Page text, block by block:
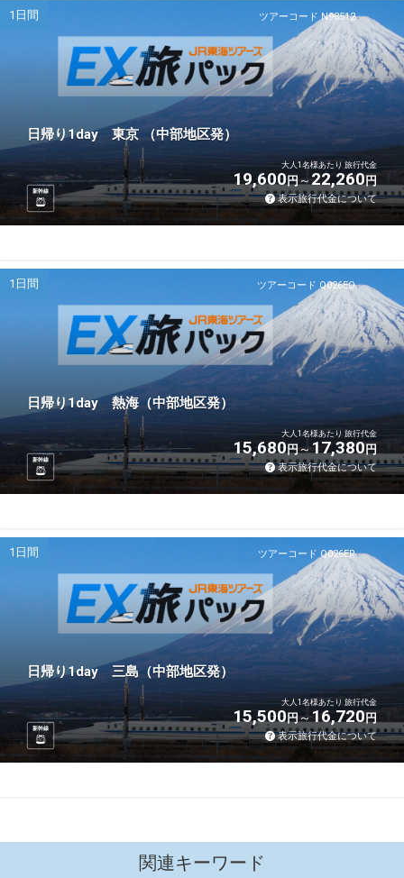
ツアーコード N98512
1日間
日帰り1day 東京 （中部地区発）
新幹線
大人1名様あたり 旅行代金
19,600円 22,260円
表示旅行代金について
ツアーコード Q026EO
1日間
日帰り1day 熱海（中部地区発）
新幹線
大人1名様あたり 旅行代金
15,680円 17,380円
表示旅行代金について
ツアーコード Q026ER
1日間
日帰り1day 三島（中部地区発）
新幹線
大人1名様あたり 旅行代金
15,500円 16,720円
表示旅行代金について
関連キーワード